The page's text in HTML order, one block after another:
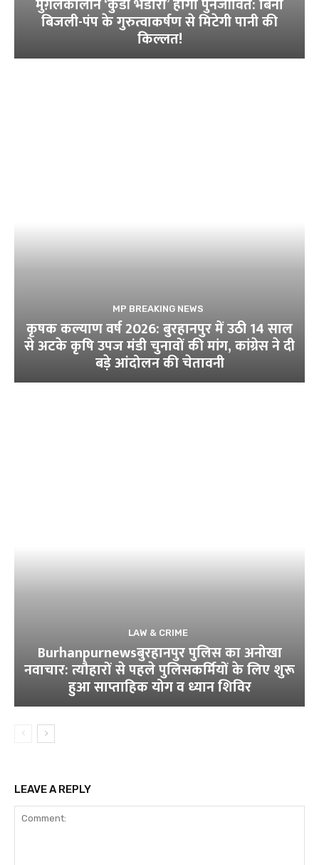
मुग़लकालीन ‘कुंडी भंडारा’ होगा पुनर्जीवित: बिना
बिजली-पंप के गुरुत्वाकर्षण से मिटेगी पानी की
किल्लत!
MP BREAKING NEWS
कृषक कल्याण वर्ष 2026: बुरहानपुर में उठी 14 साल
से अटके कृषि उपज मंडी चुनावों की मांग, कांग्रेस ने दी
बड़े आंदोलन की चेतावनी
LAW & CRIME
Burhanpurnewsबुरहानपुर पुलिस का अनोखा
नवाचार: त्यौहारों से पहले पुलिसकर्मियों के लिए शुरू
हुआ साप्ताहिक योग व ध्यान शिविर
LEAVE A REPLY